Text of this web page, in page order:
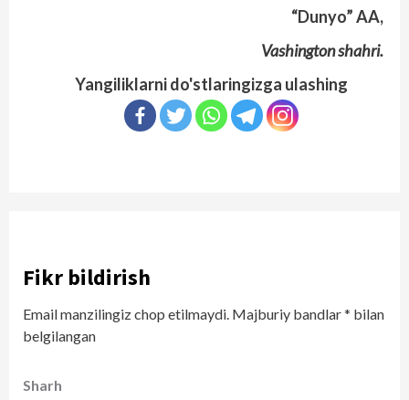
“Dunyo” AA,
Vashington shahri.
Yangiliklarni do'stlaringizga ulashing
Fikr bildirish
Email manzilingiz chop etilmaydi. Majburiy bandlar* bilan
belgilangan
Sharh